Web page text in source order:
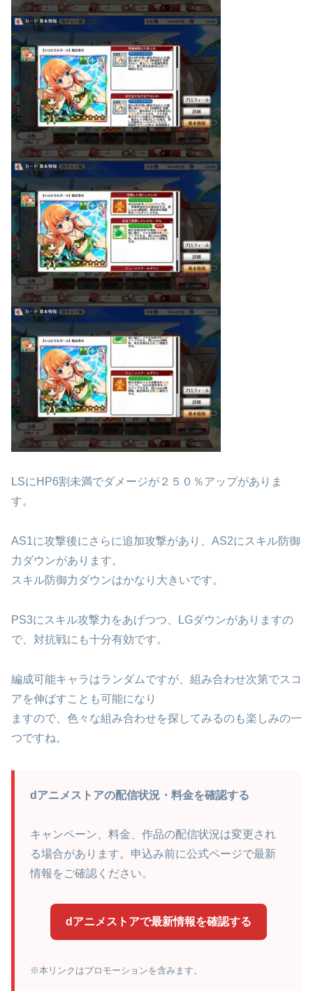
LSにHP6割未満でダメージが２５０％アップがありま
す。
AS1に攻撃後にさらに追加攻撃があり、AS2にスキル防御
力ダウンがあります。
スキル防御力ダウンはかなり大きいです。
PS3にスキル攻撃力をあげつつ、LGダウンがありますの
で、対抗戦にも十分有効です。
編成可能キャラはランダムですが、組み合わせ次第でスコ
アを伸ばすことも可能になり
ますので、色々な組み合わせを探してみるのも楽しみの一
つですね。
dアニメストアの配信状況・料金を確認する
キャンペーン、料金、作品の配信状況は変更され
る場合があります。申込み前に公式ページで最新
情報をご確認ください。
dアニメストアで最新情報を確認する
※本リンクはプロモーションを含みます。